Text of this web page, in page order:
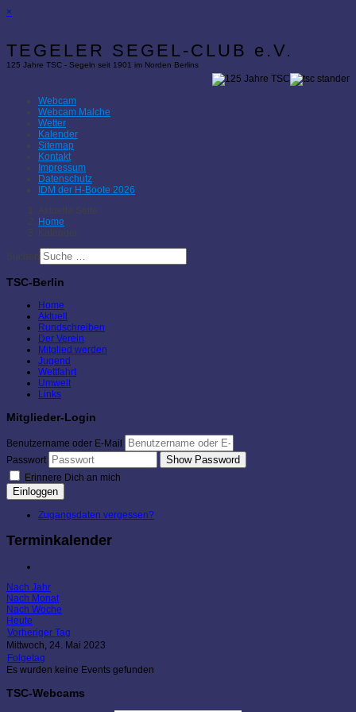
×
TEGELER SEGEL-CLUB e.V.
125 Jahre TSC - Segeln seit 1901 im Norden Berlins
Webcam
Webcam Malche
Wetter
Kalender
Sitemap
Kontakt
Impressum
Datenschutz
IDM der H-Boote 2026
Aktuelle Seite:
Home
Kalender
Suchen
TSC-Berlin
Home
Aktuell
Rundschreiben
Der Verein
Mitglied werden
Jugend
Wettfahrt
Umwelt
Links
Mitglieder-Login
Benutzername oder E-Mail
Passwort
Show Password
Erinnere Dich an mich
Einloggen
Zugangsdaten vergessen?
Terminkalender
Nach Jahr
Nach Monat
Nach Woche
Heute
Vorheriger Tag
Mittwoch, 24. Mai 2023
Folgetag
Es wurden keine Events gefunden
TSC-Webcams